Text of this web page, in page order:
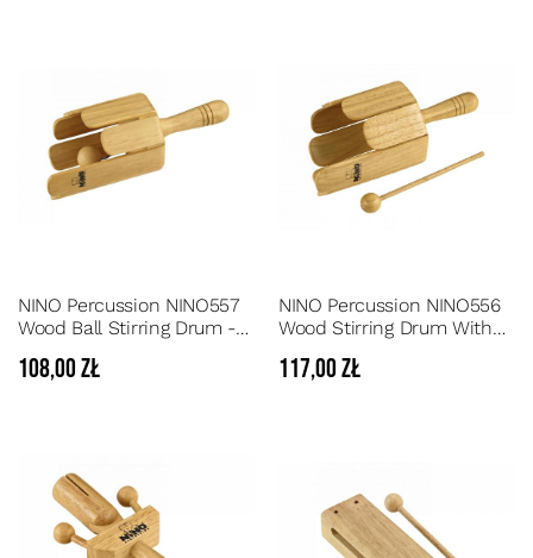
NINO Percussion NINO557
Wood Ball Stirring Drum -
mieszający
108,00 zł
NINO Percussion NINO556
Wood Stirring Drum With
listkowy z pałeczką
117,00 zł